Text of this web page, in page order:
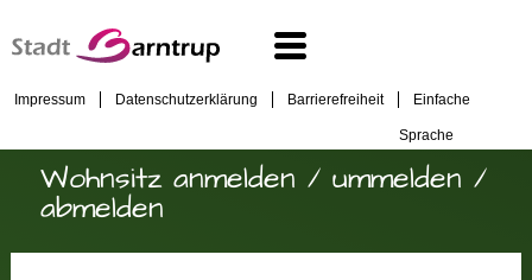
Impressum Datenschutzerklärung Barrierefreiheit Einfache
Sprache
Wohnsitz anmelden / ummelden /
abmelden